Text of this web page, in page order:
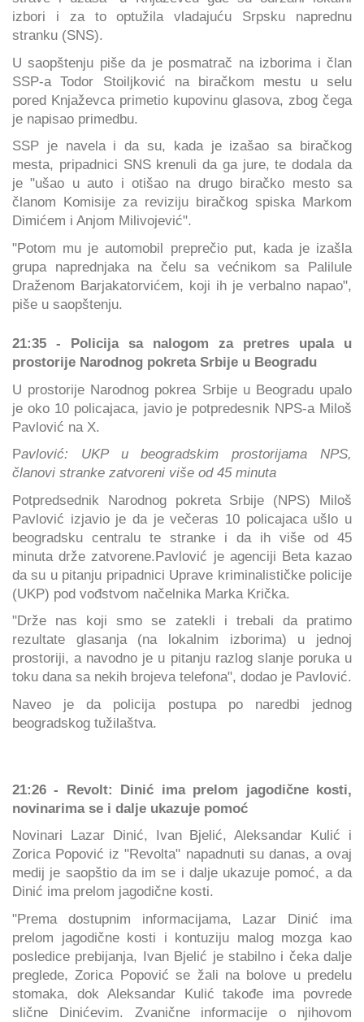
izbori i za to optužila vladajuću Srpsku naprednu
stranku (SNS).
U saopštenju piše da je posmatrač na izborima i član
SSP-a Todor Stoiljković na biračkom mestu u selu
pored Knjaževca primetio kupovinu glasova, zbog čega
je napisao primedbu.
SSP je navela i da su, kada je izašao sa biračkog
mesta, pripadnici SNS krenuli da ga jure, te dodala da
je "ušao u auto i otišao na drugo biračko mesto sa
članom Komisije za reviziju biračkog spiska Markom
Dimićem i Anjom Milivojević".
"Potom mu je automobil preprečio put, kada je izašla
grupa naprednjaka na čelu sa većnikom sa Palilule
Draženom Barjakatorvićem, koji ih je verbalno napao",
piše u saopštenju.
21:35 - Policija sa nalogom za pretres upala u
prostorije Narodnog pokreta Srbije u Beogradu
U prostorije Narodnog pokrea Srbije u Beogradu upalo
je oko 10 policajaca, javio je potpredesnik NPS-a Miloš
Pavlović na X.
Pavlović: UKP u beogradskim prostorijama NPS,
članovi stranke zatvoreni više od 45 minuta
Potpredsednik Narodnog pokreta Srbije (NPS) Miloš
Pavlović izjavio je da je večeras 10 policajaca ušlo u
beogradsku centralu te stranke i da ih više od 45
minuta drže zatvorene.Pavlović je agenciji Beta kazao
da su u pitanju pripadnici Uprave kriminalističke policije
(UKP) pod vođstvom načelnika Marka Krička.
"Drže nas koji smo se zatekli i trebali da pratimo
rezultate glasanja (na lokalnim izborima) u jednoj
prostoriji, a navodno je u pitanju razlog slanje poruka u
toku dana sa nekih brojeva telefona", dodao je Pavlović.
Naveo je da policija postupa po naredbi jednog
beogradskog tužilaštva.
21:26 - Revolt: Dinić ima prelom jagodične kosti,
novinarima se i dalje ukazuje pomoć
Novinari Lazar Dinić, Ivan Bjelić, Aleksandar Kulić i
Zorica Popović iz "Revolta" napadnuti su danas, a ovaj
medij je saopštio da im se i dalje ukazuje pomoć, a da
Dinić ima prelom jagodične kosti.
"Prema dostupnim informacijama, Lazar Dinić ima
prelom jagodične kosti i kontuziju malog mozga kao
posledice prebijanja, Ivan Bjelić je stabilno i čeka dalje
preglede, Zorica Popović se žali na bolove u predelu
stomaka, dok Aleksandar Kulić takođe ima povrede
slične Dinićevim. Zvanične informacije o njihovom